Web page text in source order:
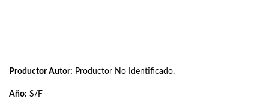
Productor Autor: Productor No Identificado.
Año: S/F